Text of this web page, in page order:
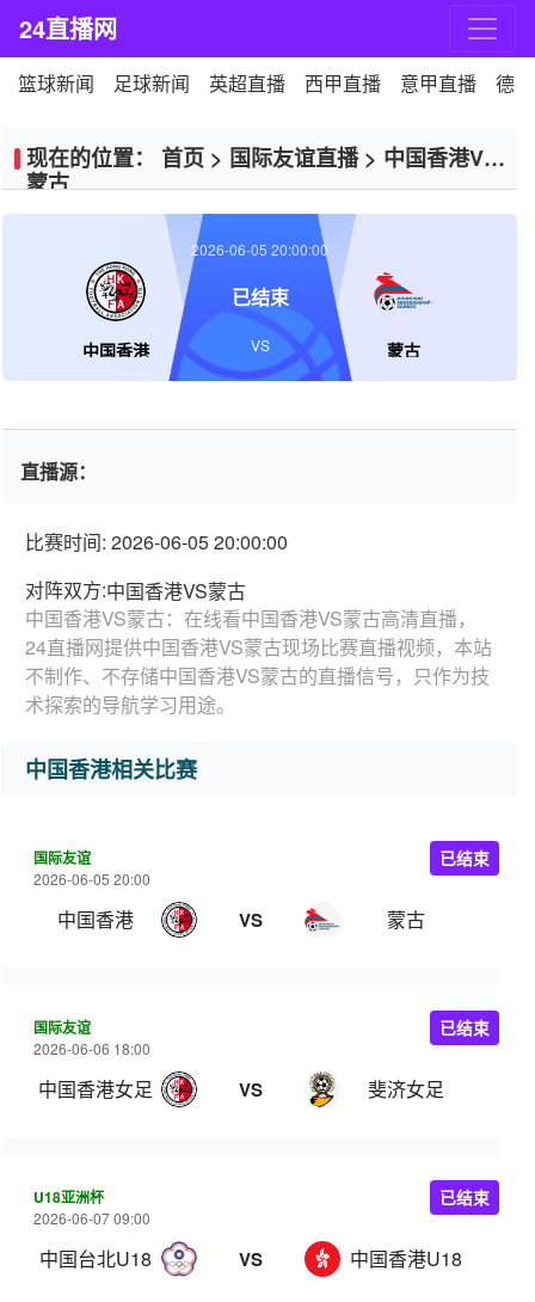
24直播网
篮球新闻 足球新闻 英超直播 西甲直播 意甲直播 德
现在的位置： 首页 > 国际友谊直播> 中国香港VS
蒙古
中国香港 蒙古
2026-06-05 20:00:00
已结束
VS
直播源：
比赛时间: 2026-06-05 20:00:00
对阵双方:中国香港VS蒙古
中国香港VS蒙古：在线看中国香港VS蒙古高清直播，
24直播网提供中国香港VS蒙古现场比赛直播视频，本站
不制作、不存储中国香港VS蒙古的直播信号，只作为技
术探索的导航学习用途。
中国香港相关比赛
国际友谊
2026-06-05 20:00
中国香港 VS 蒙古
已结束
国际友谊
2026-06-06 18:00
中国香港女足 VS 斐济女足
已结束
U18亚洲杯
2026-06-07 09:00
中国台北U18 VS 中国香港U18
已结束